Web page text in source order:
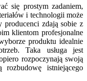
się prostym zadaniem,
i technologii może
producenci zdają sobie z
klientom profesjonalne
produktu idealnie
Taka usługa jest
rozpoczynają swoją
istniejącego